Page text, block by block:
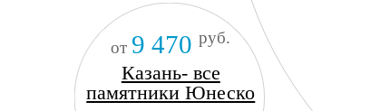
от 9 470руб.
Казань- все
памятники Юнеско